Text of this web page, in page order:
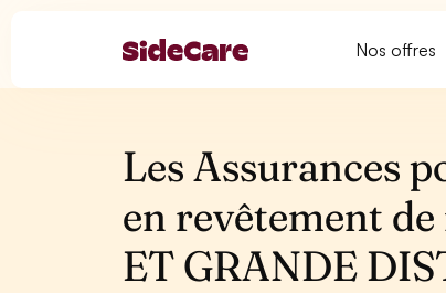
Nos offres
Les Assurances
en revêtement
ET GRANDE